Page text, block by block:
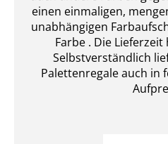
einen einmaligen,
unabhängigen
Farbe . Die
Selbstverständlich
Palettenregale auch in